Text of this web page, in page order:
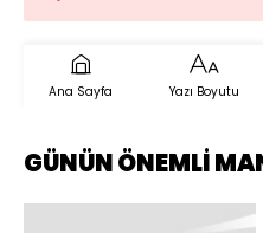
Ana Sayfa Yazı Boyutu
GÜNÜN ÖNEMLİ